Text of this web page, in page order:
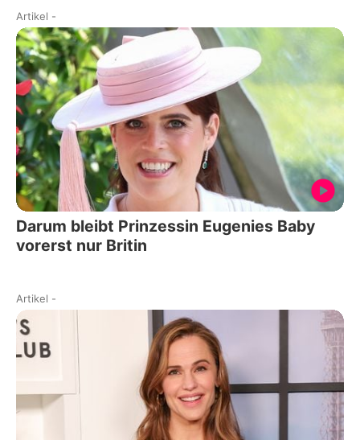
Artikel -
Darum bleibt Prinzessin Eugenies Baby
vorerst nur Britin
Artikel -